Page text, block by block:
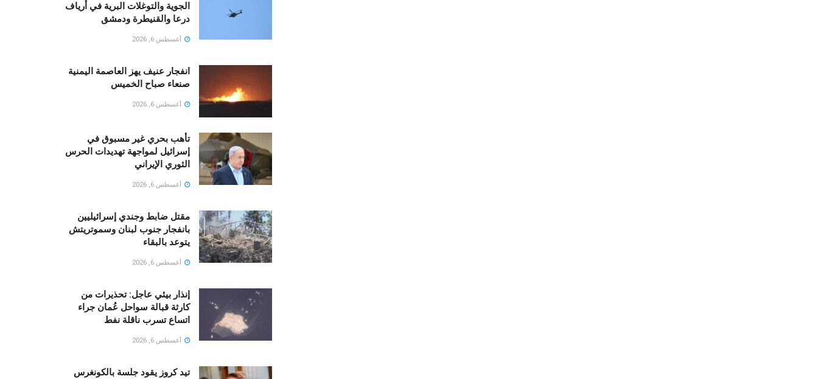
الجوية والتوغلات البرية في أرياف
درعا والقنيطرة ودمشق
أغسطس 6, 2026
انفجار عنيف يهز العاصمة اليمنية
صنعاء صباح الخميس
أغسطس 6, 2026
تأهب بحري غير مسبوق في
إسرائيل لمواجهة تهديدات الحرس
الثوري الإيراني
أغسطس 6, 2026
مقتل ضابط وجندي إسرائيليين
بانفجار جنوب لبنان وسموتريتش
يتوعد بالبقاء
أغسطس 6, 2026
إنذار بيئي عاجل: تحذيرات من
كارثة قبالة سواحل عُمان جراء
اتساع تسرب ناقلة نفط
أغسطس 6, 2026
تيد كروز يقود جلسة بالكونغرس